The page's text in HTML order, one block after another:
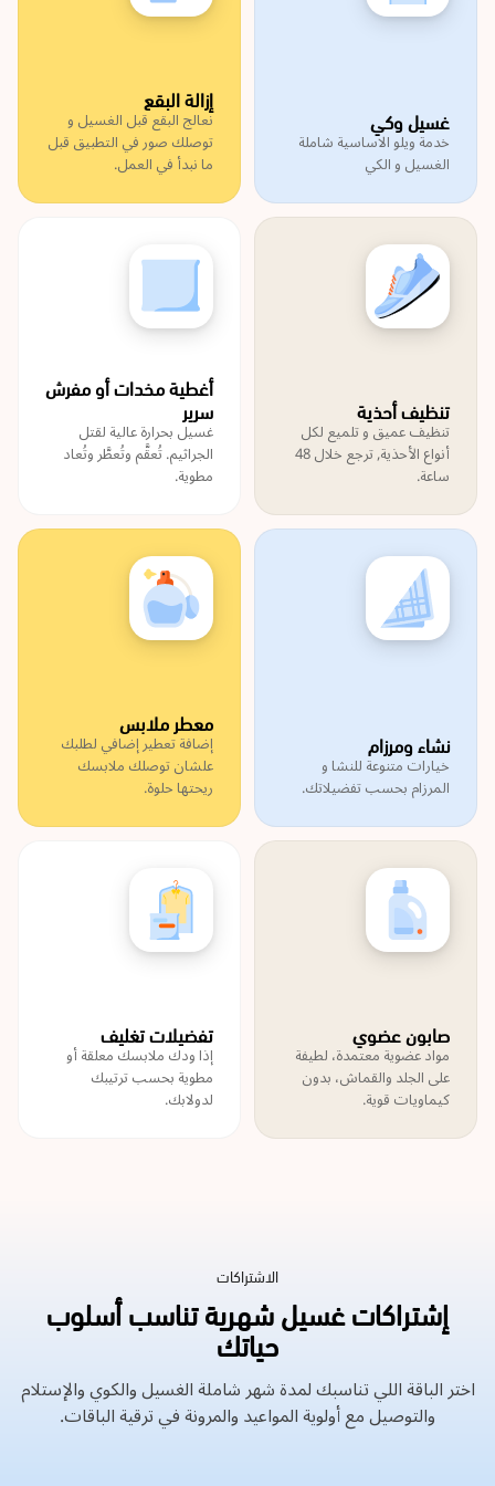
غسيل وكي
خدمة ويلو الاساسية شاملة
الغسيل و الكي
إزالة البقع
نعالج البقع قبل الغسيل و
توصلك صور في التطبيق قبل
ما نبدأ في العمل.
تنظيف أحذية
تنظيف عميق و تلميع لكل
أنواع الأحذية, ترجع خلال 48
ساعة.
أغطية مخدات أو مفرش
سرير
غسيل بحرارة عالية لقتل
الجراثيم. تُعقَّم وتُعطَّر وتُعاد
مطوية.
نشاء ومرزام
خيارات متنوعة للنشا و
المرزام بحسب تفضيلاتك.
معطر ملابس
إضافة تعطير إضافي لطلبك
علشان توصلك ملابسك
ريحتها حلوة.
صابون عضوي
مواد عضوية معتمدة، لطيفة
على الجلد والقماش، بدون
كيماويات قوية.
تفضيلات تغليف
إذا ودك ملابسك معلقة أو
مطوية بحسب ترتيبك
لدولابك.
الاشتراكات
إشتراكات غسيل شهرية تناسب أسلوب
حياتك
اختر الباقة اللي تناسبك لمدة شهر شاملة الغسيل والكوي والإستلام
والتوصيل مع أولوية المواعيد والمرونة في ترقية الباقات.